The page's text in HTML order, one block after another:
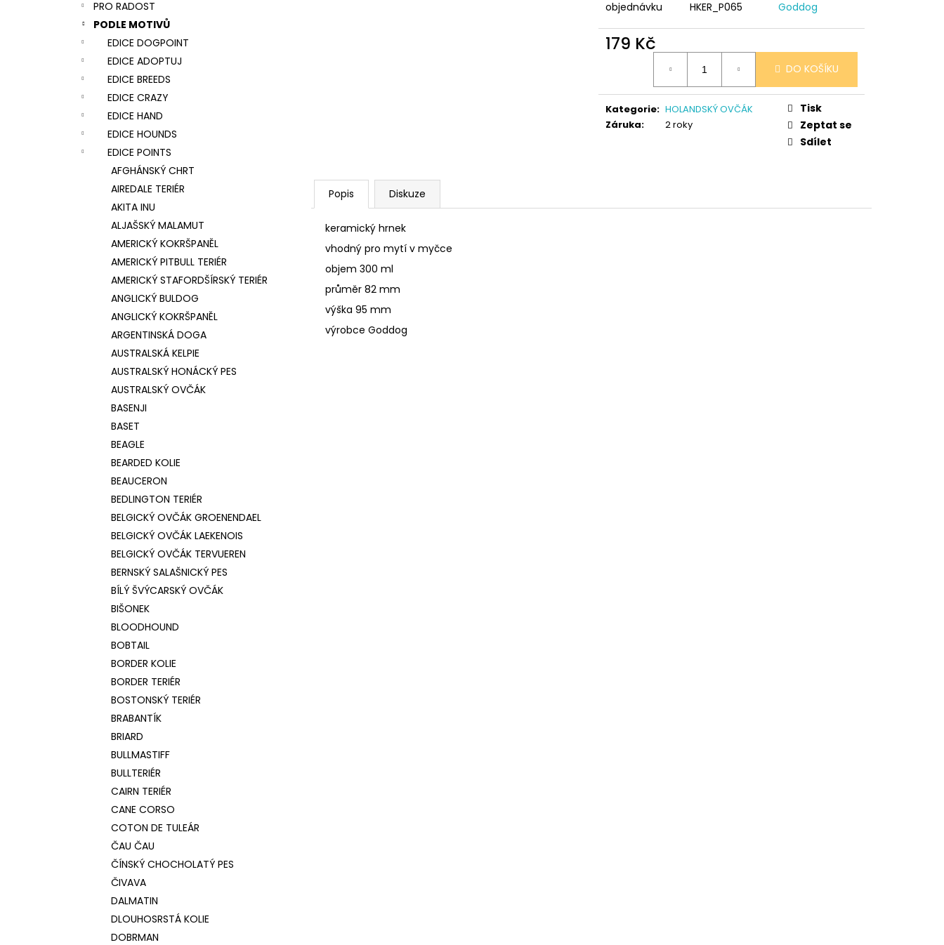
PRO RADOST
PODLE MOTIVŮ
EDICE DOGPOINT
EDICE ADOPTUJ
EDICE BREEDS
EDICE CRAZY
EDICE HAND
EDICE HOUNDS
EDICE POINTS
AFGHÁNSKÝ CHRT
AIREDALE TERIÉR
AKITA INU
ALJAŠSKÝ MALAMUT
AMERICKÝ KOKRŠPANĚL
AMERICKÝ PITBULL TERIÉR
AMERICKÝ STAFORDŠÍRSKÝ TERIÉR
ANGLICKÝ BULDOG
ANGLICKÝ KOKRŠPANĚL
ARGENTINSKÁ DOGA
AUSTRALSKÁ KELPIE
AUSTRALSKÝ HONÁCKÝ PES
AUSTRALSKÝ OVČÁK
BASENJI
BASET
BEAGLE
BEARDED KOLIE
BEAUCERON
BEDLINGTON TERIÉR
BELGICKÝ OVČÁK GROENENDAEL
BELGICKÝ OVČÁK LAEKENOIS
BELGICKÝ OVČÁK TERVUEREN
BERNSKÝ SALAŠNICKÝ PES
BÍLÝ ŠVÝCARSKÝ OVČÁK
BIŠONEK
BLOODHOUND
BOBTAIL
BORDER KOLIE
BORDER TERIÉR
BOSTONSKÝ TERIÉR
BRABANTÍK
BRIARD
BULLMASTIFF
BULLTERIÉR
CAIRN TERIÉR
CANE CORSO
COTON DE TULEÁR
ČAU ČAU
ČÍNSKÝ CHOCHOLATÝ PES
ČIVAVA
DALMATIN
DLOUHOSRSTÁ KOLIE
DOBRMAN
objednávku
HKER_P065
Goddog
179 Kč
DO KOŠÍKU
Kategorie: HOLANDSKÝ OVČÁK
Záruka: 2 roky
Tisk
Zeptat se
Sdílet
Popis Diskuze
keramický hrnek
vhodný pro mytí v myčce
objem 300 ml
průměr 82 mm
výška 95 mm
výrobce Goddog
NÁRAMEK TLAPKA - ČERNÁ
159 Kč
SÓJOVÁ SVÍČKA V PORCELÁNU RŮŽE